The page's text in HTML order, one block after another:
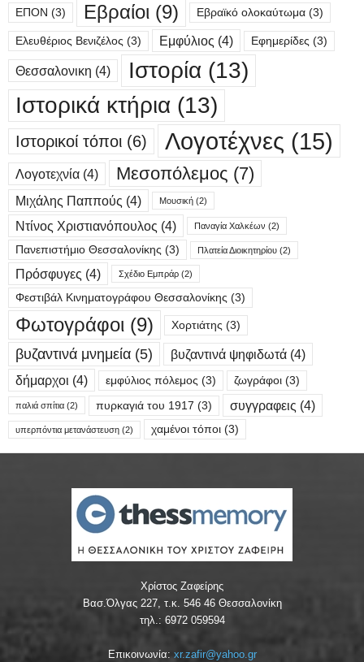
ΕΠΟΝ (3) Εβραίοι (9) Εβραϊκό ολοκαύτωμα (3)
Ελευθέριος Βενιζέλος (3) Εμφύλιος (4) Εφημερίδες (3)
Θεσσαλονικη (4) Ιστορία (13)
Ιστορικά κτήρια (13)
Ιστορικοί τόποι (6) Λογοτέχνες (15)
Λογοτεχνία (4) Μεσοπόλεμος (7)
Μιχάλης Παππούς (4) Μουσική (2)
Ντίνος Χριστιανόπουλος (4) Παναγία Χαλκέων (2)
Πανεπιστήμιο Θεσσαλονίκης (3) Πλατεία Διοικητηρίου (2)
Πρόσφυγες (4) Σχέδιο Εμπράρ (2)
Φεστιβάλ Κινηματογράφου Θεσσαλονίκης (3)
Φωτογράφοι (9) Χορτιάτης (3)
βυζαντινά μνημεία (5) βυζαντινά ψηφιδωτά (4)
δήμαρχοι (4) εμφύλιος πόλεμος (3) ζωγράφοι (3)
παλιά σπίτια (2) πυρκαγιά του 1917 (3) συγγραφεις (4)
υπερπόντια μετανάστευση (2) χαμένοι τόποι (3)
Χρίστος Ζαφείρης
Βασ.Όλγας 227, τ.κ. 546 46 Θεσσαλονίκη
τηλ.: 6972 059594
Επικοινωνία: xr.zafir@yahoo.gr